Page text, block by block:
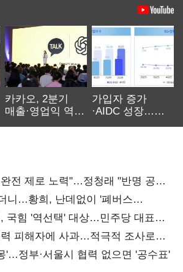
카카오, 2분기
매출·영업익 역대
가입자 증가
·AIDC 성장…
전 제로 노력"…정청래 "반명 공세
니…황희, 난데없이 '폐버스
국힘 '역선택' 대상…민주당 대표로
피해자에 사과…적극적 조사로
'…정부·서울시 협력 없으면 '공수표'